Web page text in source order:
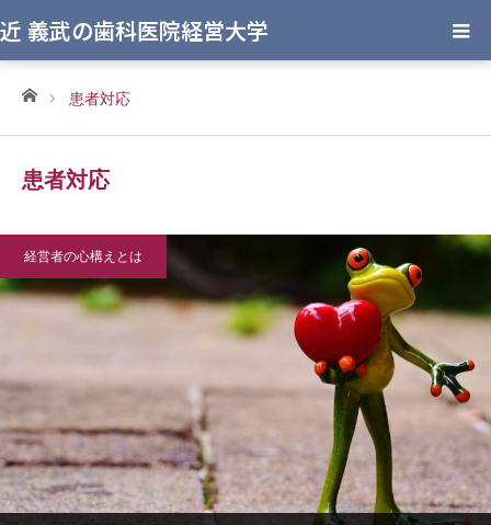
近 義武の歯科医院経営大学
ホーム患者対応
患者対応
経営者の心構えとは